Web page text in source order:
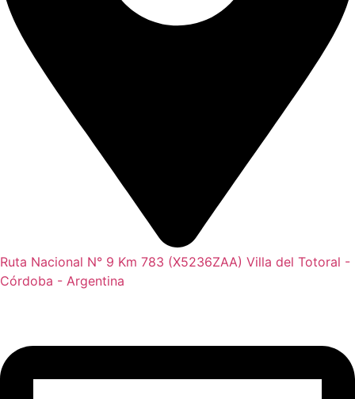
Ruta Nacional N° 9 Km 783 (X5236ZAA) Villa del Totoral -
Córdoba - Argentina